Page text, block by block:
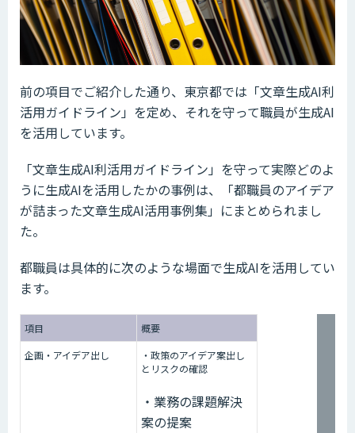
前の項目でご紹介した通り、東京都では「文章生成AI利
活用ガイドライン」を定め、それを守って職員が生成AI
を活用しています。
「文章生成AI利活用ガイドライン」を守って実際どのよ
うに生成AIを活用したかの事例は、「都職員のアイデア
が詰まった文章生成AI活用事例集」にまとめられまし
た。
都職員は具体的に次のような場面で生成AIを活用してい
ます。
項目
概要
企画・アイデア出し
・政策のアイデア案出し
とリスクの確認
・業務の課題解決
案の提案